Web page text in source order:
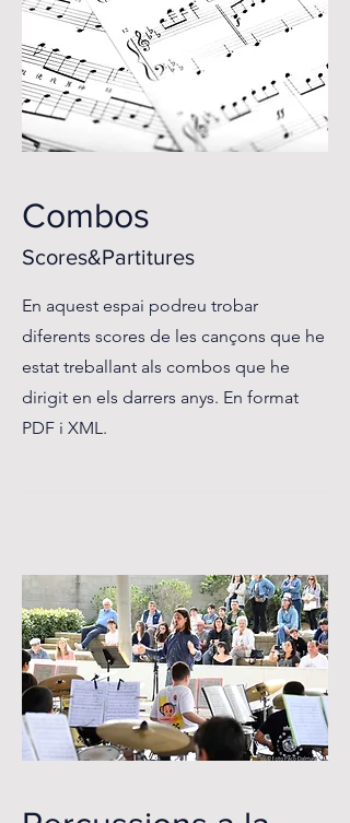
Combos
Scores&Partitures
En aquest espai podreu trobar
diferents scores de les cançons que he
estat treballant als combos que he
dirigit en els darrers anys. En format
PDF i XML.